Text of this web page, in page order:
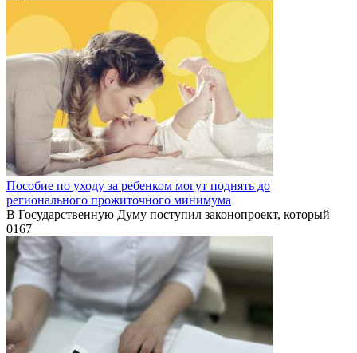
Пособие по уходу за ребенком могут поднять до
регионального прожиточного минимума
В Государственную Думу поступил законопроект, который
0167